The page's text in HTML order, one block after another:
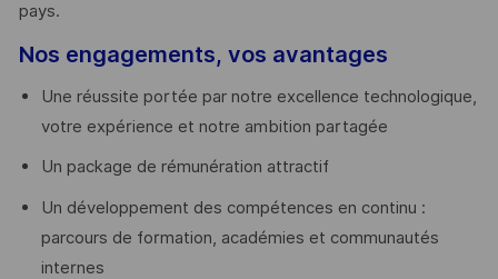
pays. ​
Nos engagements, vos avantages
Une réussite portée par notre excellence technologique,
votre expérience et notre ambition partagée
Un package de rémunération attractif
Un développement des compétences en continu :
parcours de formation, académies et communautés
internes